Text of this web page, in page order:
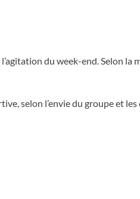
du week-end. Selon
selon l’envie du groupe et